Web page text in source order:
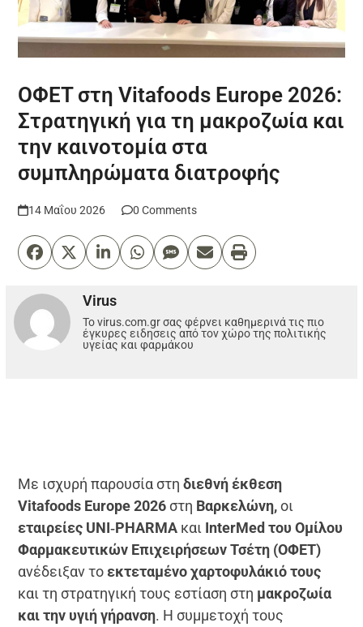
ΟΦΕΤ στη Vitafoods Europe 2026:
Στρατηγική για τη μακροζωία και
την καινοτομία στα
συμπληρώματα διατροφής
14 Μαΐου 2026 0 Comments
Virus
Το virus.com.gr σας φέρνει καθημερινά τις πιο
έγκυρες ειδησεις από τον χώρο της πολιτικής
υγείας και φαρμάκου
Με ισχυρή παρουσία στηδιεθνή έκθεση
Vitafoods Europe 2026 στη Βαρκελώνη,οι
εταιρείες UNI‑PHARMA και InterMed του Ομίλου
Φαρμακευτικών Επιχειρήσεων Τσέτη (ΟΦΕΤ)
ανέδειξαν το εκτεταμένο χαρτοφυλάκιό τους
και τη στρατηγική τους εστίαση στη μακροζωία
και την υγιή γήρανση. Η συμμετοχή τους